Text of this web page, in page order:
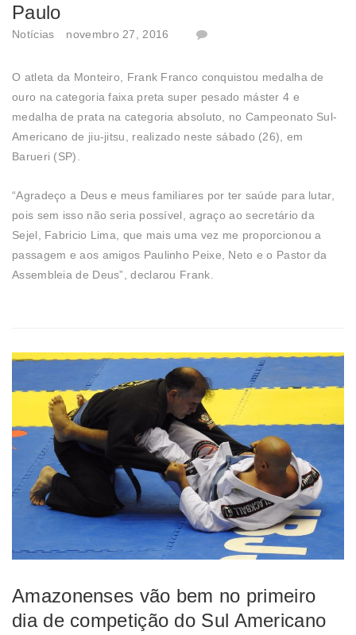
Paulo
Notícias novembro 27, 2016
O atleta da Monteiro, Frank Franco conquistou medalha de
ouro na categoria faixa preta super pesado máster 4 e
medalha de prata na categoria absoluto, no Campeonato Sul-
Americano de jiu-jitsu, realizado neste sábado (26), em
Barueri (SP).
“Agradeço a Deus e meus familiares por ter saúde para lutar,
pois sem isso não seria possível, agraço ao secretário da
Sejel, Fabricio Lima, que mais uma vez me proporcionou a
passagem e aos amigos Paulinho Peixe, Neto e o Pastor da
Assembleia de Deus”, declarou Frank.
Amazonenses vão bem no primeiro
dia de competição do Sul Americano